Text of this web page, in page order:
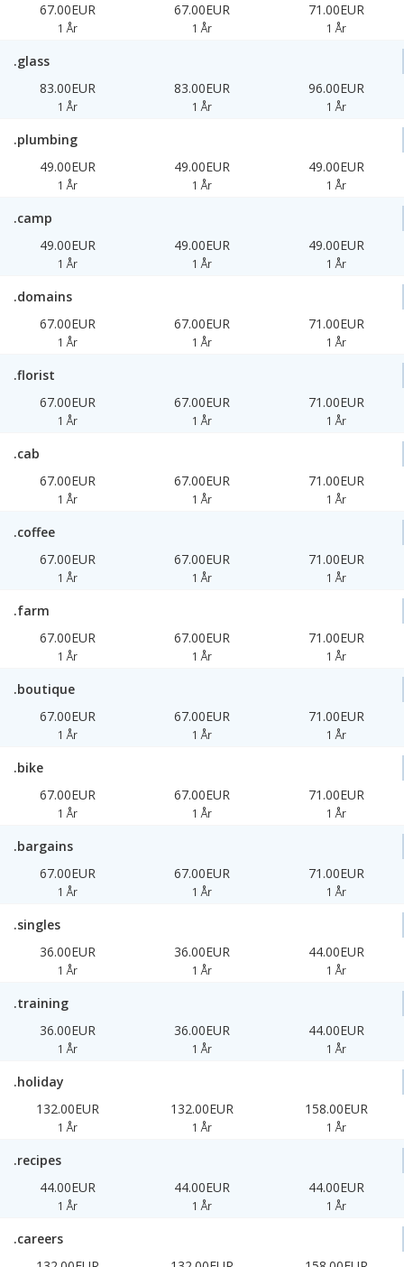
67.00EUR
1 År
67.00EUR
1 År
71.00EUR
1 År
.glass
83.00EUR
1 År
83.00EUR
1 År
96.00EUR
1 År
.plumbing
49.00EUR
1 År
49.00EUR
1 År
49.00EUR
1 År
.camp
49.00EUR
1 År
49.00EUR
1 År
49.00EUR
1 År
.domains
67.00EUR
1 År
67.00EUR
1 År
71.00EUR
1 År
.florist
67.00EUR
1 År
67.00EUR
1 År
71.00EUR
1 År
.cab
67.00EUR
1 År
67.00EUR
1 År
71.00EUR
1 År
.coffee
67.00EUR
1 År
67.00EUR
1 År
71.00EUR
1 År
.farm
67.00EUR
1 År
67.00EUR
1 År
71.00EUR
1 År
.boutique
67.00EUR
1 År
67.00EUR
1 År
71.00EUR
1 År
.bike
67.00EUR
1 År
67.00EUR
1 År
71.00EUR
1 År
.bargains
67.00EUR
1 År
67.00EUR
1 År
71.00EUR
1 År
.singles
36.00EUR
1 År
36.00EUR
1 År
44.00EUR
1 År
.training
36.00EUR
1 År
36.00EUR
1 År
44.00EUR
1 År
.holiday
132.00EUR
1 År
132.00EUR
1 År
158.00EUR
1 År
.recipes
44.00EUR
1 År
44.00EUR
1 År
44.00EUR
1 År
.careers